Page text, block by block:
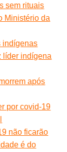
sem rituais
Ministério da
indígenas
líder indígena
após
por covid-19
não ficarão
é do